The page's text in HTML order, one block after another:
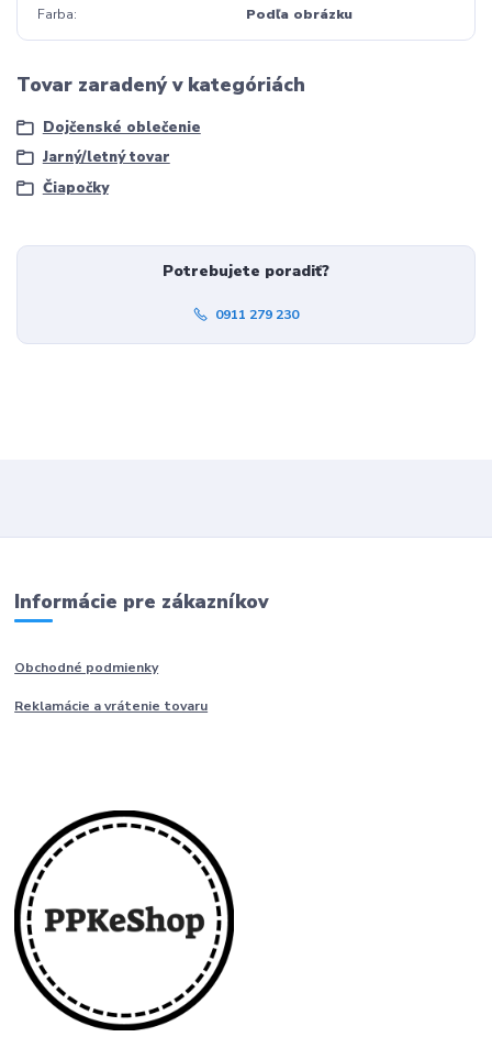
Farba Podľa obrázku
Tovar zaradený v kategóriách
Dojčenské oblečenie
Jarný/letný tovar
Čiapočky
Potrebujete poradiť?
0911 279 230
Informácie pre zákazníkov
Obchodné podmienky
Reklamácie a vrátenie tovaru